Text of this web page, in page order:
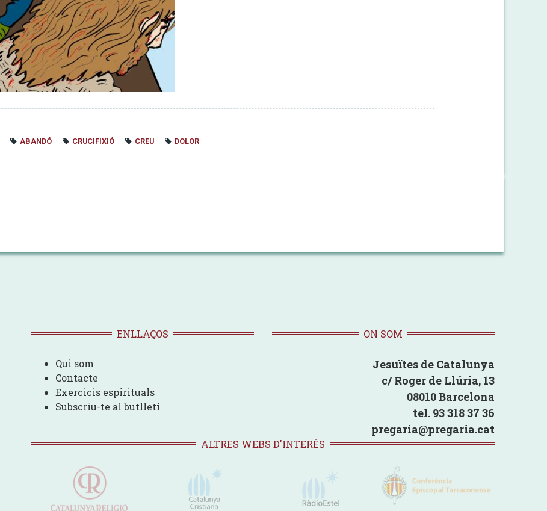
ABANDÓ CRUCIFIXIÓ CREU DOLOR
ENLLAÇOS
Qui som
Contacte
Exercicis espirituals
Subscriu-te al butlletí
ON SOM
Jesuïtes de Catalunya
c/ Roger de Llúria, 13
08010 Barcelona
tel. 93 318 37 36
pregaria@pregaria.cat
ALTRES WEBS D'INTERÈS